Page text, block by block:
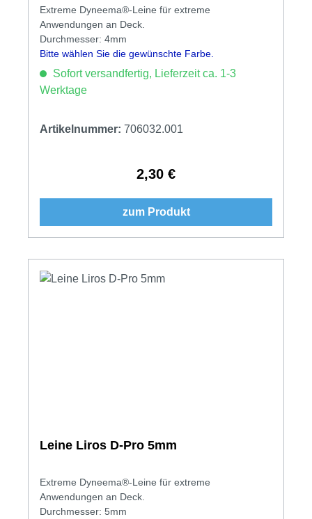
Extreme Dyneema®-Leine für extreme
Anwendungen an Deck.
Durchmesser: 4mm
Bitte wählen Sie die gewünschte Farbe.
Sofort versandfertig, Lieferzeit ca. 1-3
Werktage
Artikelnummer: 706032.001
Regulärer Preis:
2,30 €
zum Produkt
Leine Liros D-Pro 5mm
Extreme Dyneema®-Leine für extreme
Anwendungen an Deck.
Durchmesser: 5mm